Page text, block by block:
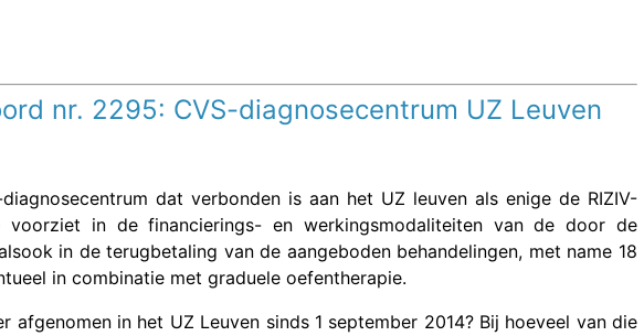
nr. 2295: CVS-diagnosecentrum UZ Leuven
dat verbonden is aan het UZ leuven als enige de RIZIV-
voorziet in de financierings- en werkingsmodaliteiten van de door de
in de terugbetaling van de aangeboden behandelingen, met name 18
in combinatie met graduele oefentherapie.
afgenomen in het UZ Leuven sinds 1 september 2014? Bij hoeveel van die